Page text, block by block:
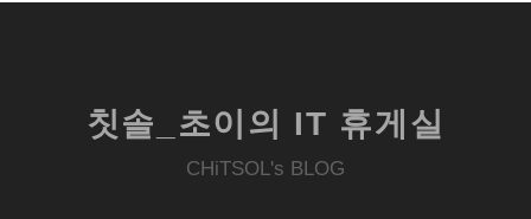
칫솔_초이의 IT 휴게실
CHiTSOL's BLOG